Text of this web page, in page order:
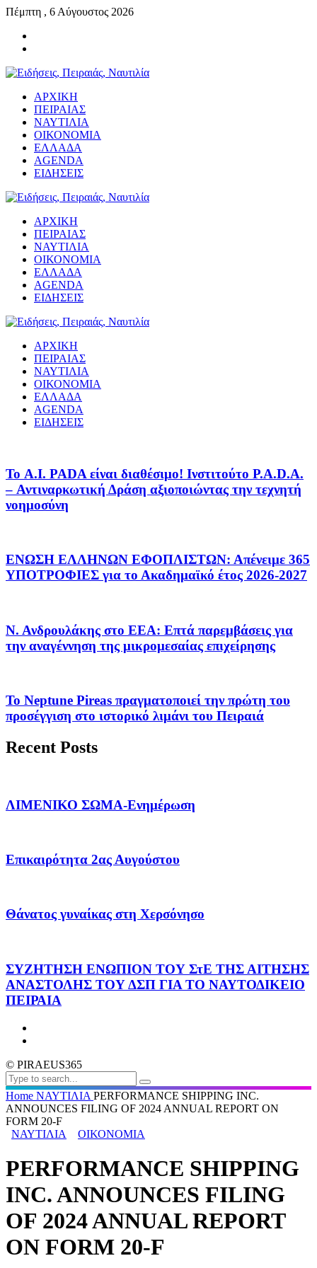
Πέμπτη , 6 Αύγουστος 2026
ΑΡΧΙΚΗ
ΠΕΙΡΑΙΑΣ
ΝΑΥΤΙΛΙΑ
ΟΙΚΟΝΟΜΙΑ
ΕΛΛΑΔΑ
AGENDA
ΕΙΔΗΣΕΙΣ
ΑΡΧΙΚΗ
ΠΕΙΡΑΙΑΣ
ΝΑΥΤΙΛΙΑ
ΟΙΚΟΝΟΜΙΑ
ΕΛΛΑΔΑ
AGENDA
ΕΙΔΗΣΕΙΣ
ΑΡΧΙΚΗ
ΠΕΙΡΑΙΑΣ
ΝΑΥΤΙΛΙΑ
ΟΙΚΟΝΟΜΙΑ
ΕΛΛΑΔΑ
AGENDA
ΕΙΔΗΣΕΙΣ
Το A.I. PADA είναι διαθέσιμο! Ινστιτούτο P.A.D.A.
– Αντιναρκωτική Δράση αξιοποιώντας την τεχνητή
νοημοσύνη
ΕΝΩΣΗ ΕΛΛΗΝΩΝ ΕΦΟΠΛΙΣΤΩΝ: Απένειμε 365
ΥΠΟΤΡΟΦΙΕΣ για το Ακαδημαϊκό έτος 2026-2027
Ν. Ανδρουλάκης στο ΕΕΑ: Επτά παρεμβάσεις για
την αναγέννηση της μικρομεσαίας επιχείρησης
Το Neptune Pireas πραγματοποιεί την πρώτη του
προσέγγιση στο ιστορικό λιμάνι του Πειραιά
Recent Posts
ΛΙΜΕΝΙΚΟ ΣΩΜΑ-Ενημέρωση
Επικαιρότητα 2ας Αυγούστου
Θάνατος γυναίκας στη Χερσόνησο
ΣΥΖΗΤΗΣΗ ΕΝΩΠΙΟΝ ΤΟΥ ΣτΕ ΤΗΣ ΑΙΤΗΣΗΣ
ΑΝΑΣΤΟΛΗΣ ΤΟΥ ΔΣΠ ΓΙΑ ΤΟ ΝΑΥΤΟΔΙΚΕΙΟ
ΠΕΙΡΑΙΑ
© PIRAEUS365
Home ΝΑΥΤΙΛΙΑ PERFORMANCE SHIPPING INC.
ANNOUNCES FILING OF 2024 ANNUAL REPORT ON
FORM 20-F
ΝΑΥΤΙΛΙΑ
ΟΙΚΟΝΟΜΙΑ
PERFORMANCE SHIPPING
INC. ANNOUNCES FILING
OF 2024 ANNUAL REPORT
ON FORM 20-F